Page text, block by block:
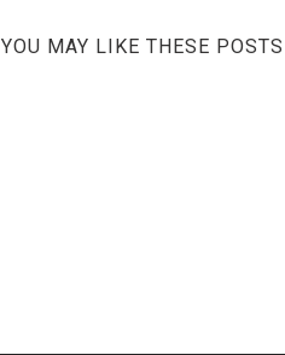
YOU MAY LIKE THESE POSTS